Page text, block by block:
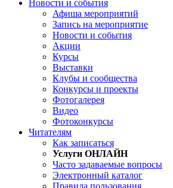
Новости и события
Афиша мероприятий
Запись на мероприятие
Новости и события
Акции
Курсы
Выставки
Клубы и сообщества
Конкурсы и проекты
Фотогалерея
Видео
Фотоконкурсы
Читателям
Как записаться
Услуги ОНЛАЙН
Часто задаваемые вопросы
Электронный каталог
Правила пользования